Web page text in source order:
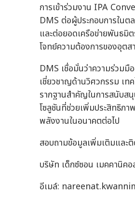
การเข้าร่วมงาน IPA
DMS ต่อผู้ประกอบการในต
และต่อยอดเครือข่ายพันธมิ
โจทย์ความต้องการของอุต
DMS เชื่อมั่นว่าความร่ว
เชี่ยวชาญด้านวิศวกรรม เท
รากฐานสำคัญในการสนับส
โซลูชันที่ช่วยเพิ่มประสิทธิภ
พลังงานในอนาคตต่อไป
สอบถามข้อมูลเพิ่มเติมและ
บริษัท เด็กซ์ซอน เมคคานิค
อีเมล์: